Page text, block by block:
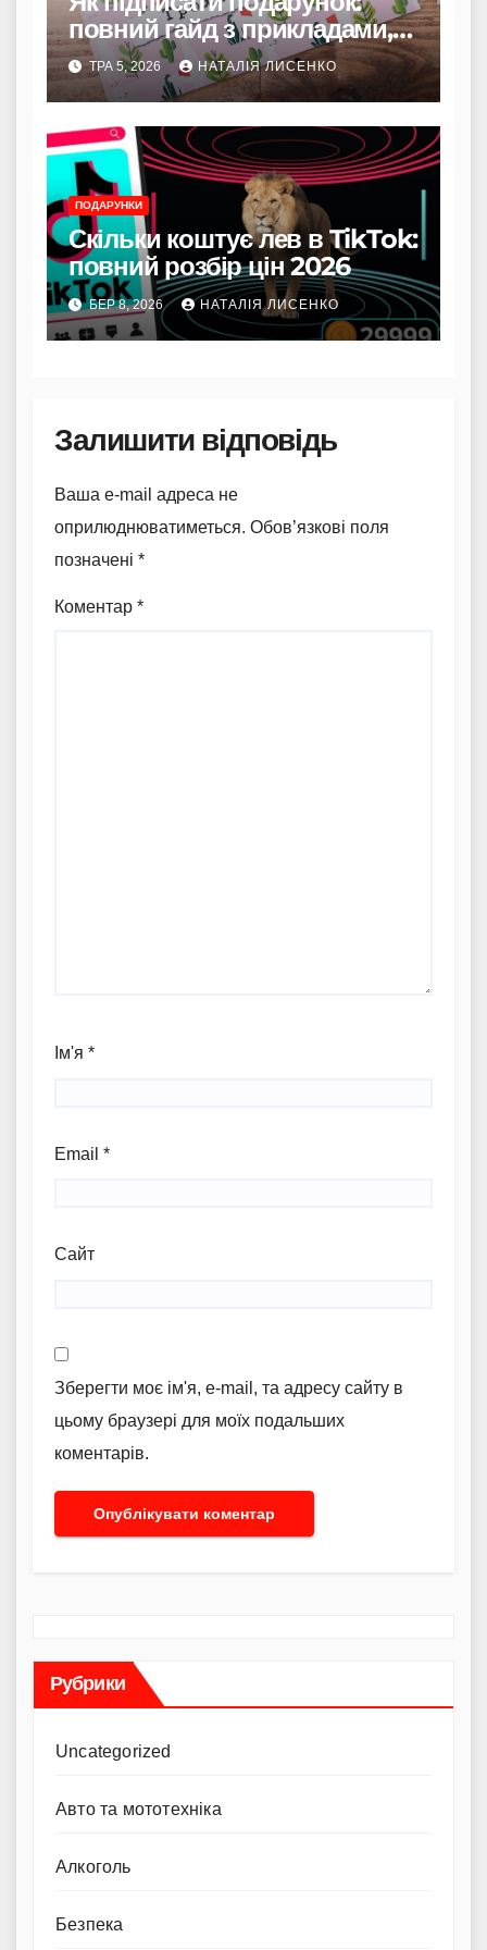
повний гайд з прикладами,
ідеями та секретами щирості
ТРА 5, 2026 НАТАЛІЯ ЛИСЕНКО
ПОДАРУНКИ
Скільки коштує лев в TikTok:
повний розбір цін 2026
БЕР 8, 2026 НАТАЛІЯ ЛИСЕНКО
Залишити відповідь
Ваша e-mail адреса не
оприлюднюватиметься. Обов’язкові поля
позначені *
Коментар *
Ім'я *
Email *
Сайт
Зберегти моє ім'я, e-mail, та адресу сайту в
цьому браузері для моїх подальших
коментарів.
Рубрики
Uncategorized
Авто та мототехніка
Алкоголь
Безпека